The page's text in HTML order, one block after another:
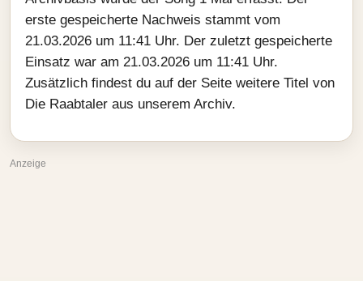
erste gespeicherte Nachweis stammt vom
21.03.2026 um 11:41 Uhr. Der zuletzt gespeicherte
Einsatz war am 21.03.2026 um 11:41 Uhr.
Zusätzlich findest du auf der Seite weitere Titel von
Die Raabtaler aus unserem Archiv.
Anzeige